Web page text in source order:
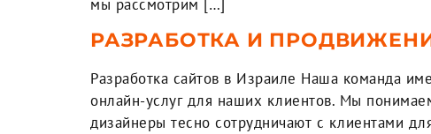
мы рассмотрим […]
РАЗРАБОТКА И
Разработка сайтов в Израиле Наша команда
онлайн-услуг для наших клиентов. Мы
дизайнеры тесно сотрудничают с клиентами